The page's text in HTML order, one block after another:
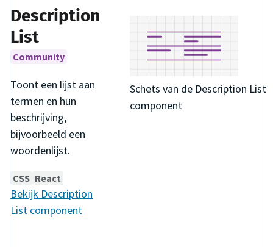
Schets van de Description List
component
Description
List
Community
Toont een lijst aan
termen en hun
beschrijving,
bijvoorbeeld een
woordenlijst.
CSS React
Bekijk Description
List component